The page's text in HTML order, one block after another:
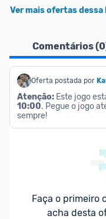
Ver mais ofertas dessa
Comentários (0
Oferta postada por
Atenção: Este jogo
10:00. Pegue o jogo
sempre!
Faça o primeiro
acha desta